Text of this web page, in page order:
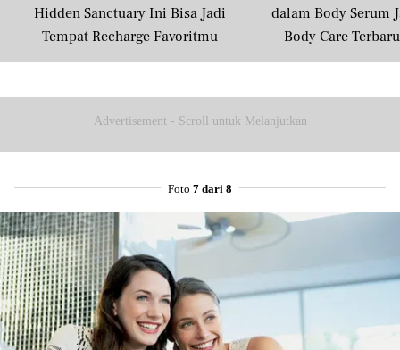
Hidden Sanctuary Ini Bisa Jadi
Tempat Recharge Favoritmu
dalam Body Serum
Body Care
Masyarakat
Advertisement - Scroll untuk Melanjutkan
Foto 7 dari 8